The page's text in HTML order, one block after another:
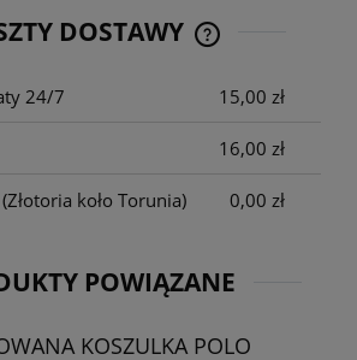
DOSTAWY
CENA NIE
24/7 15,00 zł
16,00 zł
(Złotoria koło Torunia) 0,00 zł
POWIĄZANE
KOSZULKA POLO